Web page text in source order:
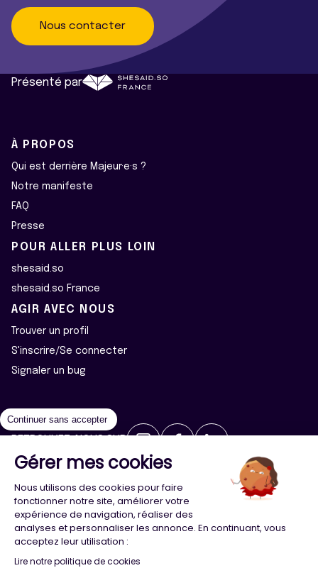
Nous contacter
Présenté par
À PROPOS
Qui est derrière Majeur·e·s ?
Notre manifeste
FAQ
Presse
POUR ALLER PLUS LOIN
shesaid.so
shesaid.so France
AGIR AVEC NOUS
Trouver un profil
S'inscrire/Se connecter
Signaler un bug
2026 ©Majeur·e·s - Tous droits réservés
Politique de confidentialité
Cookies
Conception Agence Adeliom
Continuer sans accepter
Gérer mes cookies
Nous utilisons des cookies pour faire
fonctionner notre site, améliorer votre
expérience de navigation, réaliser des
analyses et personnaliser les annonce. En continuant, vous
acceptez leur utilisation :
Lire notre politique de cookies